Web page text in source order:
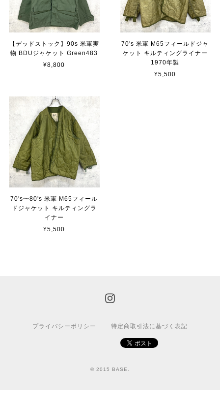
【デッドストック】90s 米軍実
物 BDUジャケット Green483
¥8,800
70's 米軍 M65フィールドジャ
ケット キルティングライナー
1970年製
¥5,500
70's〜80's 米軍 M65フィール
ドジャケット キルティングラ
イナー
¥5,500
プライバシーポリシー 特定商取引法に基づく表記
© 2015 BASE.